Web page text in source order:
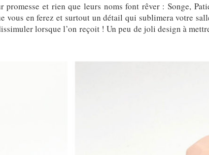
et rien que leurs noms font rêver : Songe,
vous en ferez et surtout un détail qui sublimera votre
lorsque l’on reçoit ! Un peu de joli design à